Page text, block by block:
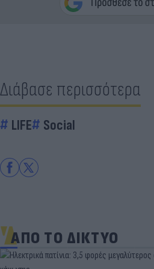
Διάβασε περισσότερα
LIFE Social
ΑΠΟ ΤΟ ΔΙΚΤΥΟ